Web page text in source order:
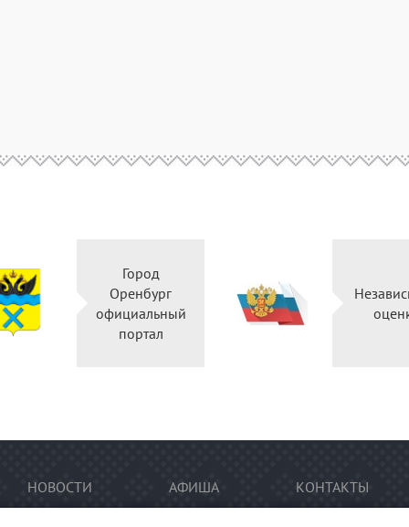
Оренбург
официальный
портал
НОВОСТИ АФИША КОНТАКТЫ